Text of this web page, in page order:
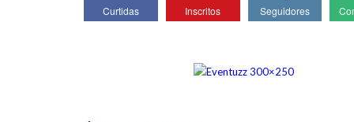
Curtidas Inscritos Seguidores